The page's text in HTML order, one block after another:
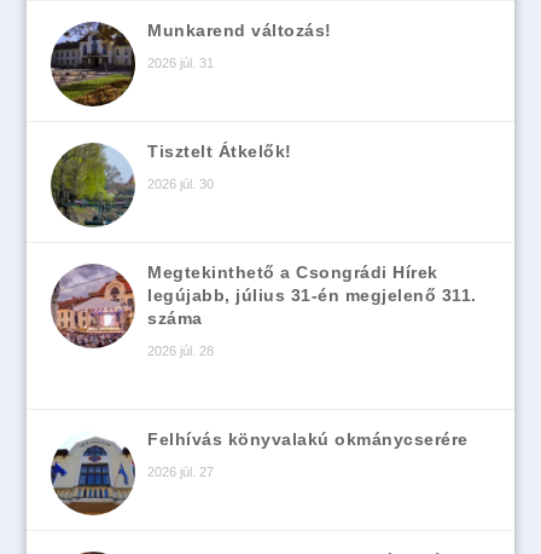
Munkarend változás!
2026 júl. 31
Tisztelt Átkelők!
2026 júl. 30
Megtekinthető a Csongrádi Hírek
legújabb, július 31-én megjelenő 311.
száma
2026 júl. 28
Felhívás könyvalakú okmánycserére
2026 júl. 27